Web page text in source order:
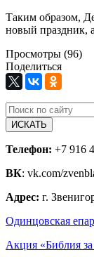
Таким образом,
новый праздник,
Просмотры (96)
Поделиться
ИСКАТЬ
Телефон: +7 916
ВК: vk.com/
Адрес: г.
Одинцовская
Акция «Библия за